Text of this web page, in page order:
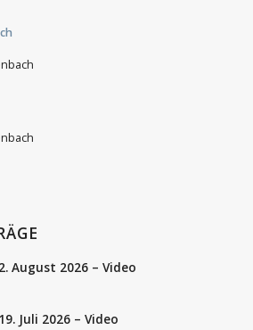
August 2026 – Video
Juli 2026 – Video